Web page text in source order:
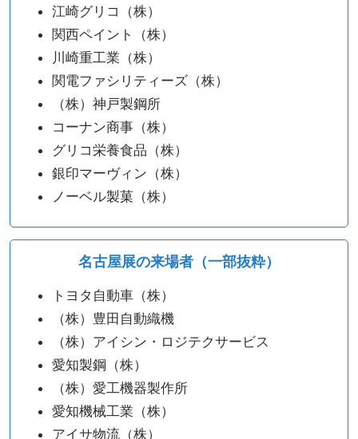
江崎グリコ（株）
関西ペイント（株）
川崎重工業（株）
関電ファシリティーズ（株）
（株）神戸製鋼所
コーナン商事（株）
グリコ栄養食品（株）
銀印マーヴィン（株）
ノーベル製菓（株）
名古屋展の来場者（一部抜粋）
トヨタ自動車（株）
（株）豊田自動織機
（株）アイシン・ロジテクサービス
愛知製鋼（株）
（株）愛工機器製作所
愛知機械工業（株）
アイサ物流（株）